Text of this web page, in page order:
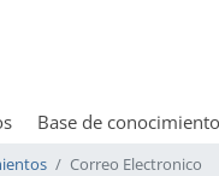
Base de
Correo Electronico